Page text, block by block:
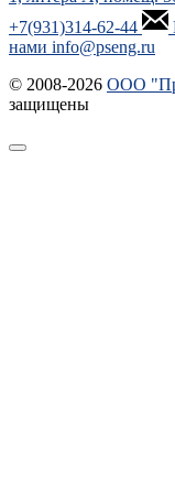
+7(931)314-62-44
нами info@pseng.ru
© 2008-2026 ООО
защищены